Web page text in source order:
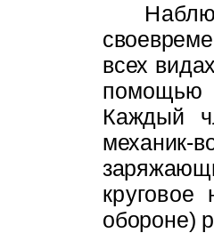
всех
помощью
Каждый
обороне)